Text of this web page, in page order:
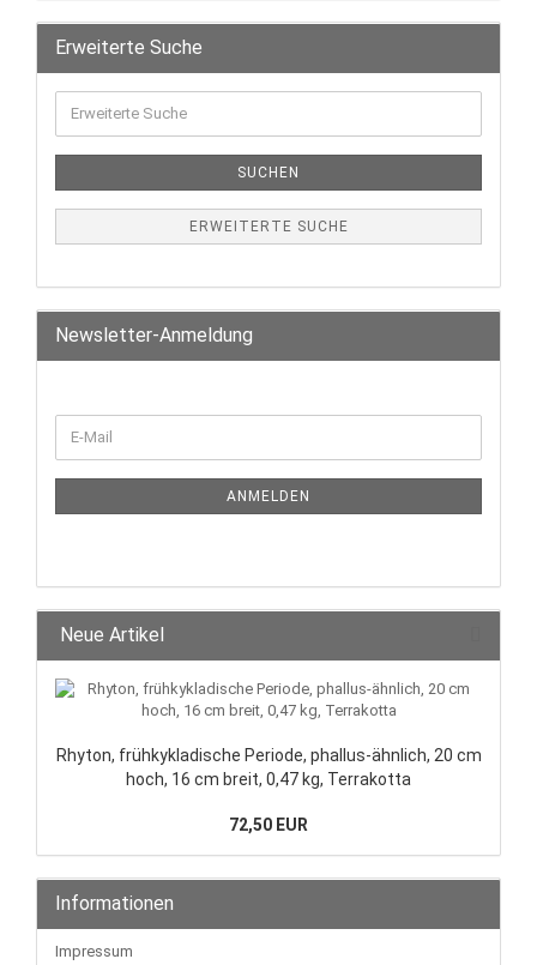
Erweiterte Suche
SUCHEN
ERWEITERTE SUCHE
Newsletter-Anmeldung
ANMELDEN
Neue Artikel
Rhyton, frühkykladische Periode, phallus-ähnlich, 20 cm
hoch, 16 cm breit, 0,47 kg, Terrakotta
72,50 EUR
Informationen
Impressum